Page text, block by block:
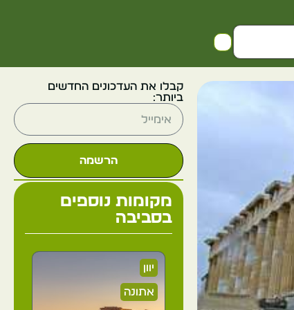
קבלו את העדכונים החדשים
ביותר:
הרשמה
מקומות נוספים
בסביבה
יוון
אתונה